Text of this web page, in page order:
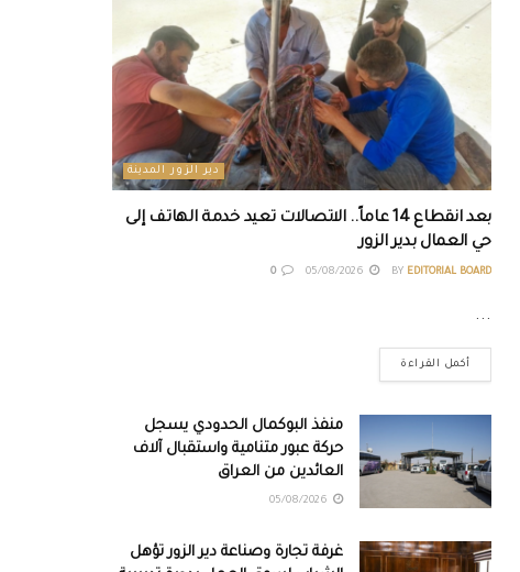
دير الزور المدينة
بعد انقطاع 14 عاماً.. الاتصالات تعيد خدمة الهاتف إلى
حي العمال بدير الزور
BY EDITORIAL BOARD
0
...
أكمل القراءة
منفذ البوكمال الحدودي يسجل
حركة عبور متنامية واستقبال آلاف
العائدين من العراق
غرفة تجارة وصناعة دير الزور تؤهل